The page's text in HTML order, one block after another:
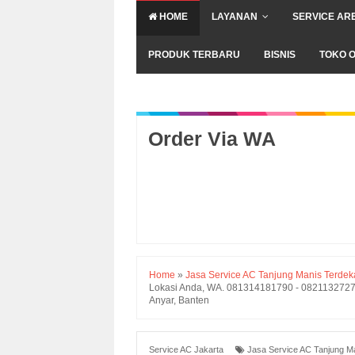
HOME LAYANAN SERVICE
PRODUK TERBARU BISNIS TOKO
Order Via WA
Home » Jasa Service AC Tanjung Manis
Lokasi Anda, WA. 081314181790 -
Anyar, Banten
Service AC Jakarta Jasa Service AC Tanjung